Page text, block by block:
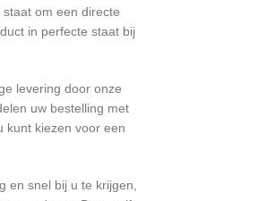
om een directe
in perfecte staat bij
levering door onze
uw bestelling met
kunt kiezen voor een
en snel bij u te krijgen,